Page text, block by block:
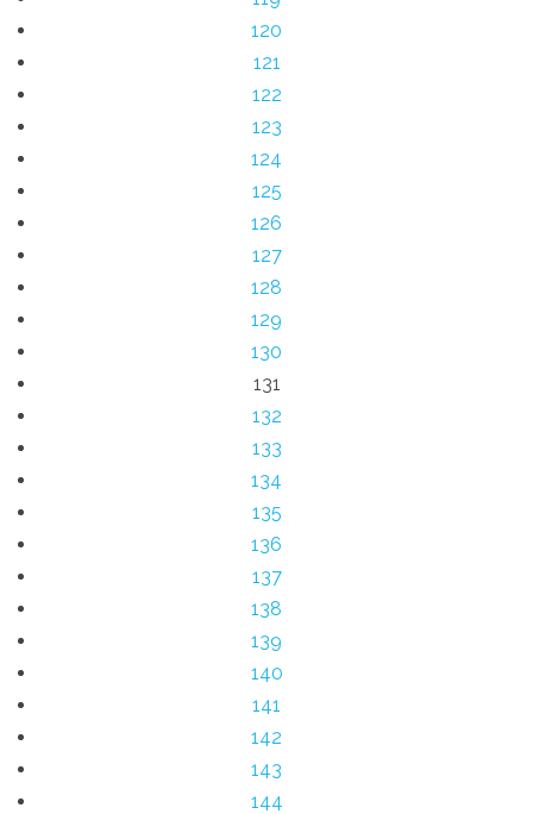
120
121
122
123
124
125
126
127
128
129
130
131
132
133
134
135
136
137
138
139
140
141
142
143
144